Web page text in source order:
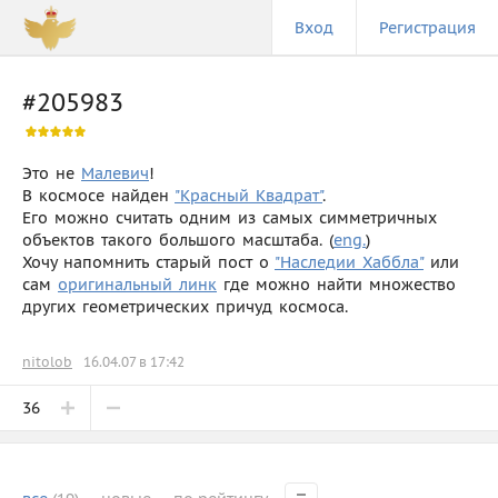
Вход Регистрация
#205983
Это не Малевич!
В космосе найден "Красный Квадрат".
Его можно считать одним из самых симметричных
объектов такого большого масштаба. (eng.)
Хочу напомнить старый пост о "Наследии Хаббла"или
сам оригинальный линк где можно найти множество
других геометрических причуд космоса.
nitolob 16.04.07 в 17:42
36